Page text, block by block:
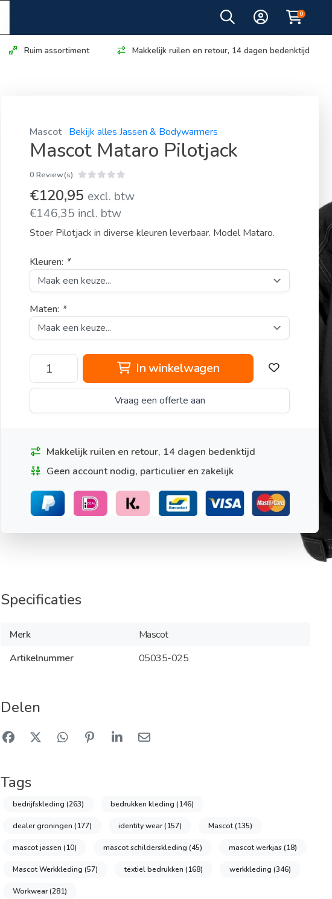
0
Ruim assortiment Makkelijk ruilen en retour, 14 dagen bedenktijd
Mascot Bekijk alles Jassen & Bodywarmers
Mascot Mataro Pilotjack
0 Review(s)
€120,95 excl. btw
€146,35 incl. btw
Stoer Pilotjack in diverse kleuren leverbaar. Model Mataro.
Kleuren: *
Maten: *
In winkelwagen
Vraag een offerte aan
Makkelijk ruilen en retour, 14 dagen bedenktijd
Geen account nodig, particulier en zakelijk
Specificaties
Merk
Mascot
Artikelnummer
05035-025
Delen
Tags
bedrijfskleding(263) bedrukken kleding(146)
dealer groningen(177) identity wear(157) Mascot(135)
mascot jassen(10) mascot schilderskleding(45) mascot werkjas(18)
Mascot Werkkleding(57) textiel bedrukken(168) werkkleding(346)
Workwear(281)